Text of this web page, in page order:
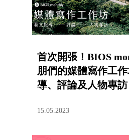
首次開張！BIOS
朋們的媒體寫作工
導、評論及人物專訪
15.05.2023